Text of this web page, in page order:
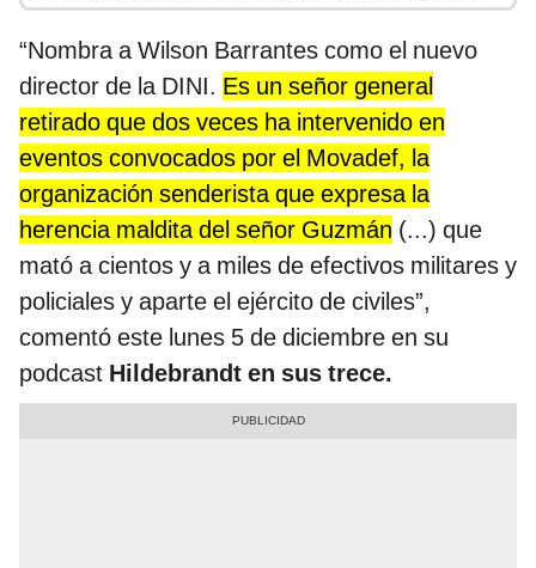
“Nombra a Wilson Barrantes como el nuevo
director de la DINI. Es un señor general
retirado que dos veces ha intervenido en
eventos convocados por el Movadef, la
organización senderista que expresa la
herencia maldita del señor Guzmán (...) que
mató a cientos y a miles de efectivos militares y
policiales y aparte el ejército de civiles”,
comentó este lunes 5 de diciembre en su
podcast Hildebrandt en sus trece.